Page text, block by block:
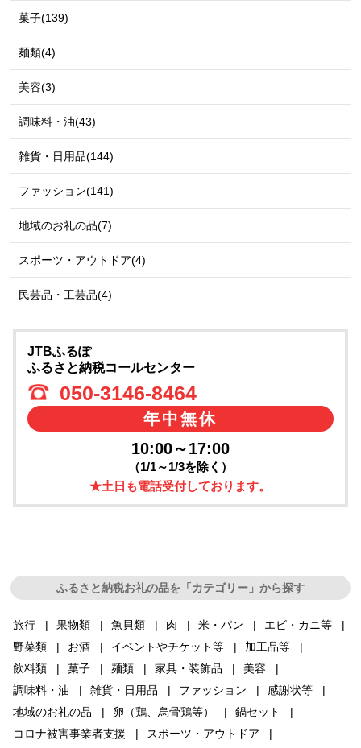
菓子(139)
麺類(4)
美容(3)
調味料・油(43)
雑貨・日用品(144)
ファッション(141)
地域のお礼の品(7)
スポーツ・アウトドア(4)
民芸品・工芸品(4)
JTBふるぽ
ふるさと納税コールセンター
050-3146-8464
年中無休
10:00～17:00
（1/1～1/3を除く）
★土日も電話受付しております。
ふるさと納税お礼の品を「カテゴリー」から探す
旅行 果物類 魚貝類 肉 米・パン
エビ・カニ等
野菜類
お酒 イベントやチケット等
加工品等
飲料類
菓子 麺類 家具・装飾品
美容
調味料・油
雑貨・日用品 ファッション
感謝状等
地域のお礼の品
卵（鶏、烏骨鶏等）
鍋セット
コロナ被害事業者支援
スポーツ・アウトドア